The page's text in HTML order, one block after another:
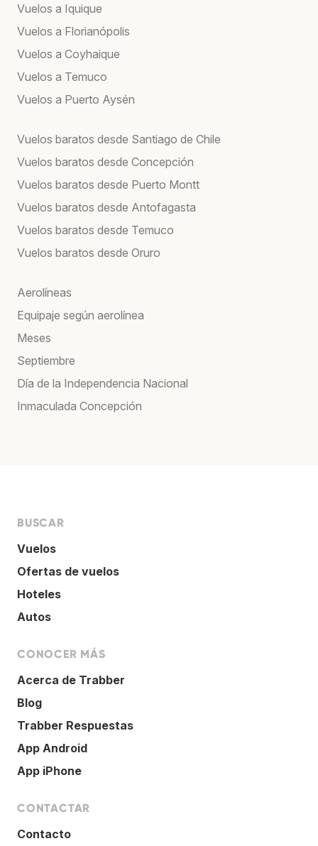
Vuelos a Iquique
Vuelos a Florianópolis
Vuelos a Coyhaique
Vuelos a Temuco
Vuelos a Puerto Aysén
Vuelos baratos desde Santiago de Chile
Vuelos baratos desde Concepción
Vuelos baratos desde Puerto Montt
Vuelos baratos desde Antofagasta
Vuelos baratos desde Temuco
Vuelos baratos desde Oruro
Aerolíneas
Equipaje según aerolínea
Meses
Septiembre
Día de la Independencia Nacional
Inmaculada Concepción
BUSCAR
Vuelos
Ofertas de vuelos
Hoteles
Autos
CONOCER MÁS
Acerca de Trabber
Blog
Trabber Respuestas
App Android
App iPhone
CONTACTAR
Contacto